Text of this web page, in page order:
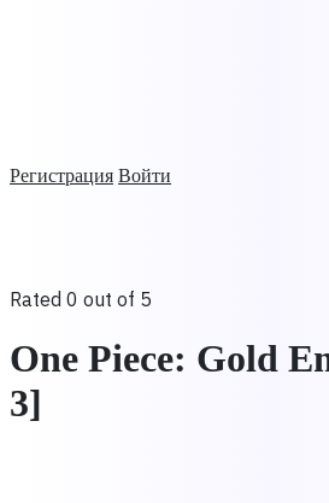
Регистрация Войти
Rated 0 out of 5
One Piece: Gold
3]